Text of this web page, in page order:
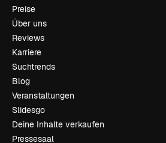
Preise
Über uns
Reviews
Karriere
Suchtrends
Blog
Veranstaltungen
Slidesgo
Deine Inhalte verkaufen
Pressesaal